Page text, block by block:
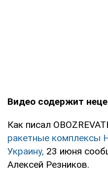
Видео содержит
Как писал
ракетные комплексы
Украину, 23 июня
Алексей Резников.